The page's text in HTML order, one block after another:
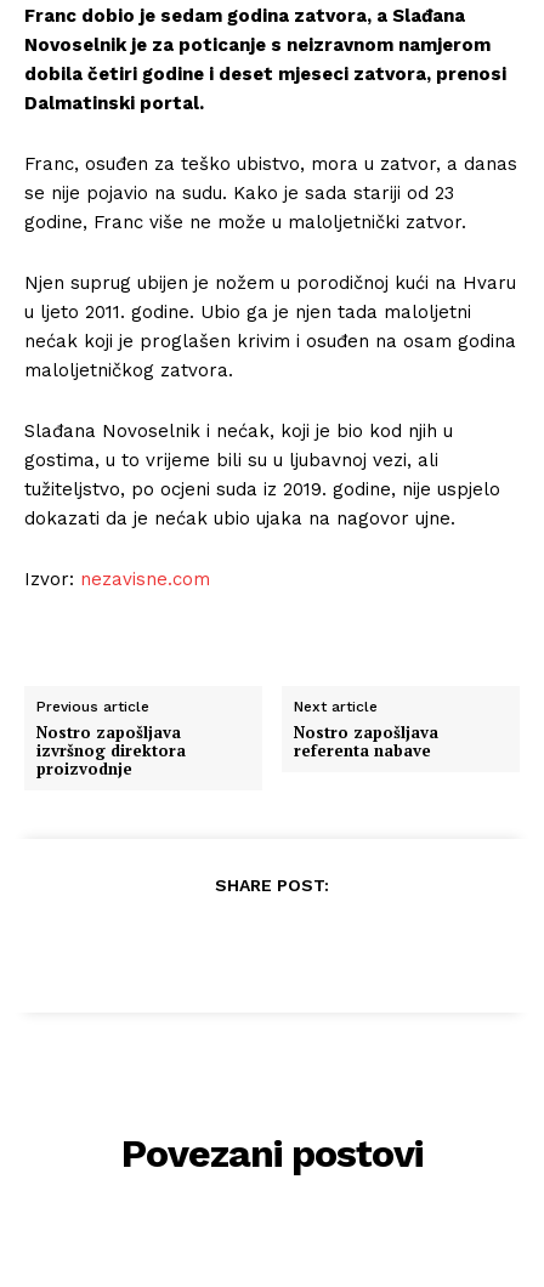
Franc dobio je sedam godina zatvora, a Slađana
Novoselnik je za poticanje s neizravnom namjerom
dobila četiri godine i deset mjeseci zatvora, prenosi
Dalmatinski portal.
Franc, osuđen za teško ubistvo, mora u zatvor, a danas
se nije pojavio na sudu. Kako je sada stariji od 23
godine, Franc više ne može u maloljetnički zatvor.
Njen suprug ubijen je nožem u porodičnoj kući na Hvaru
u ljeto 2011. godine. Ubio ga je njen tada maloljetni
nećak koji je proglašen krivim i osuđen na osam godina
maloljetničkog zatvora.
Slađana Novoselnik i nećak, koji je bio kod njih u
gostima, u to vrijeme bili su u ljubavnoj vezi, ali
tužiteljstvo, po ocjeni suda iz 2019. godine, nije uspjelo
dokazati da je nećak ubio ujaka na nagovor ujne.
Izvor: nezavisne.com
Previous article
Nostro zapošljava
izvršnog direktora
proizvodnje
Next article
Nostro zapošljava
referenta nabave
SHARE POST:
Povezani postovi